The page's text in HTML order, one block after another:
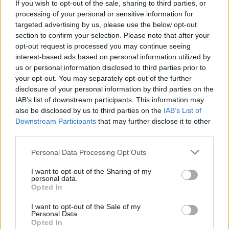
If you wish to opt-out of the sale, sharing to third parties, or
processing of your personal or sensitive information for
targeted advertising by us, please use the below opt-out
section to confirm your selection. Please note that after your
opt-out request is processed you may continue seeing
interest-based ads based on personal information utilized by
us or personal information disclosed to third parties prior to
your opt-out. You may separately opt-out of the further
disclosure of your personal information by third parties on the
IAB’s list of downstream participants. This information may
also be disclosed by us to third parties on the IAB’s List of
Downstream Participants that may further disclose it to other
Please note that this website/app uses one or more Google
not limited to your visit or usage behaviour. You may click to
grant or deny consent to Google and its third-party tags to
use your data for below specified purposes in below Google
consent section.
Personal Data Processing Opt Outs
I want to opt-out of the Sharing of my
personal data.
Opted In
I want to opt-out of the Sale of my
Personal Data.
Opted In
Rossiék megkaphatták, amit
akartak: Aldeguer a VR46-hoz
kerülhet
Sajtóértesülés szerint Fermín Aldeguer 2027-től már a VR46
pilótája lesz, amivel teljesülne Valentino Rossi csapatának